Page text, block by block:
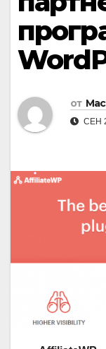
от
СЕН